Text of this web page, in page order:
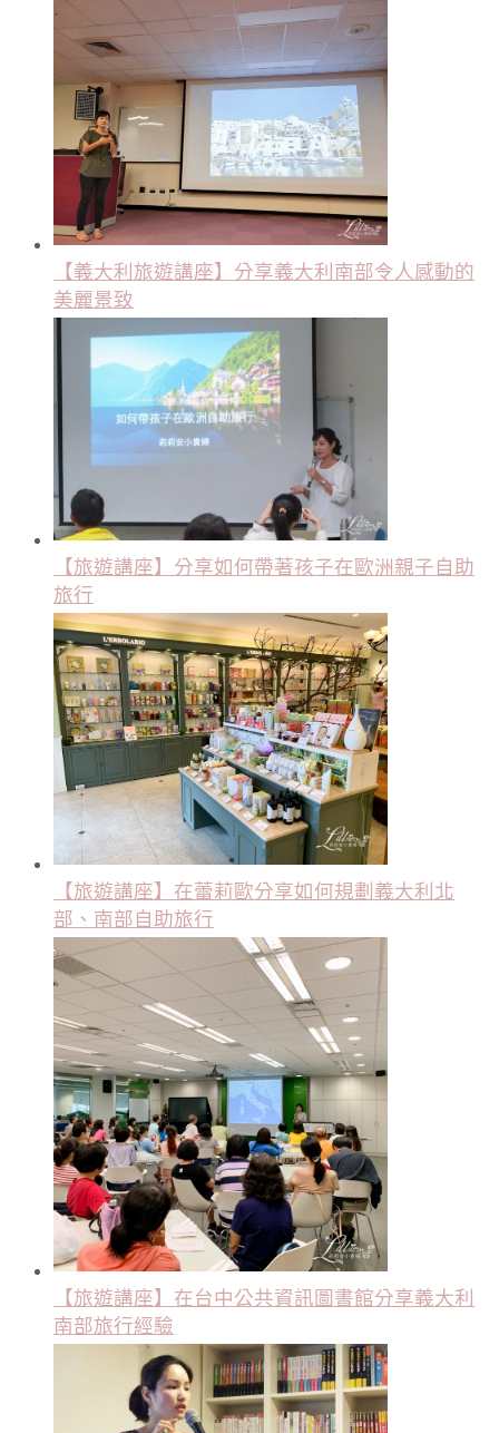
【義大利旅遊講座】分享義大利南部令人感動的
美麗景致
【旅遊講座】分享如何帶著孩子在歐洲親子自助
旅行
【旅遊講座】在蕾莉歐分享如何規劃義大利北
部、南部自助旅行
【旅遊講座】在台中公共資訊圖書館分享義大利
南部旅行經驗